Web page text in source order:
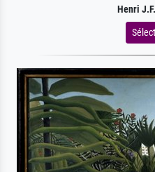
Henri